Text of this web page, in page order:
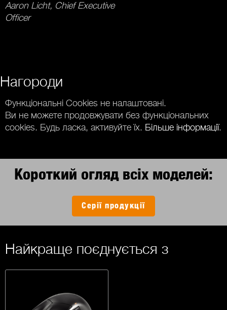
Aaron Licht, Chief Executive
Officer
Нагороди
Функціональні Cookies не налаштовані.
Ви не можете продовжувати без функціональних
cookies. Будь ласка, активуйте їх. Більше інформації.
Короткий огляд всіх моделей:
Серії продукції
Найкраще поєднується з